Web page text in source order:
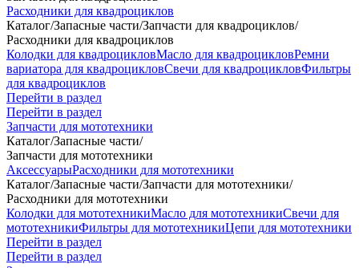
Расходники для квадроциклов
Каталог/Запасные части/Запчасти для квадроциклов/
Расходники для квадроциклов
Колодки для квадроцикловМасло для квадроцикловРемни
вариатора для квадроцикловСвечи для квадроцикловФильтры
для квадроциклов
Перейти в раздел
Перейти в раздел
Запчасти для мототехники
Каталог/Запасные части/
Запчасти для мототехники
АксессуарыРасходники для мототехники
Каталог/Запасные части/Запчасти для мототехники/
Расходники для мототехники
Колодки для мототехникиМасло для мототехникиСвечи для
мототехникиФильтры для мототехникиЦепи для мототехники
Перейти в раздел
Перейти в раздел